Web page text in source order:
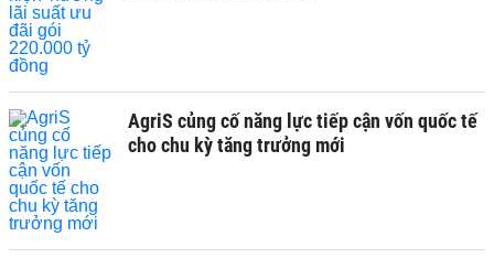
AgriS củng cố năng lực tiếp cận vốn quốc tế
cho chu kỳ tăng trưởng mới